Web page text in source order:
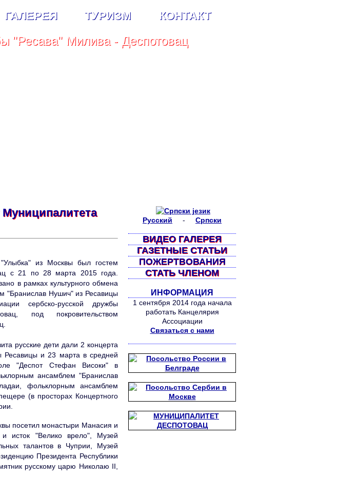
ГАЛЕРЕЯ ТУРИЗМ КОНТАКТ
"Ресава" Милива - Деспотовац
из Москвы был гостем
с 21 по 28 марта 2015 года.
в рамках культурного обмена
"Бранислав Нушич" из Ресавицы
сербско-русской дружбы
под покровительством
дети дали 2 концерта
Ресавицы и 23 марта в средней
"Деспот Стефан Високи" в
ансамблем "Бранислав
фольклорным ансамблем
(в просторах Концертного
посетил монастыри Манасия и
исток "Велико врело", Музей
талантов в Чуприи, Музей
Президента Республики
русскому царю Николаю II,
Русский - Српски
ВИДЕО ГАЛЕРЕЯ
ГАЗЕТНЫЕ СТАТЬИ
ПОЖЕРТВОВАНИЯ
СТАТЬ ЧЛЕНОМ
ИНФОРМАЦИЯ
1 сентября 2014 года начала
работать Канцелярия
Ассоциации
Связаться с нами